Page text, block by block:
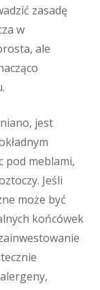
zasadę
w
ale
jest
pod meblami,
Jeśli
może być
końcówek